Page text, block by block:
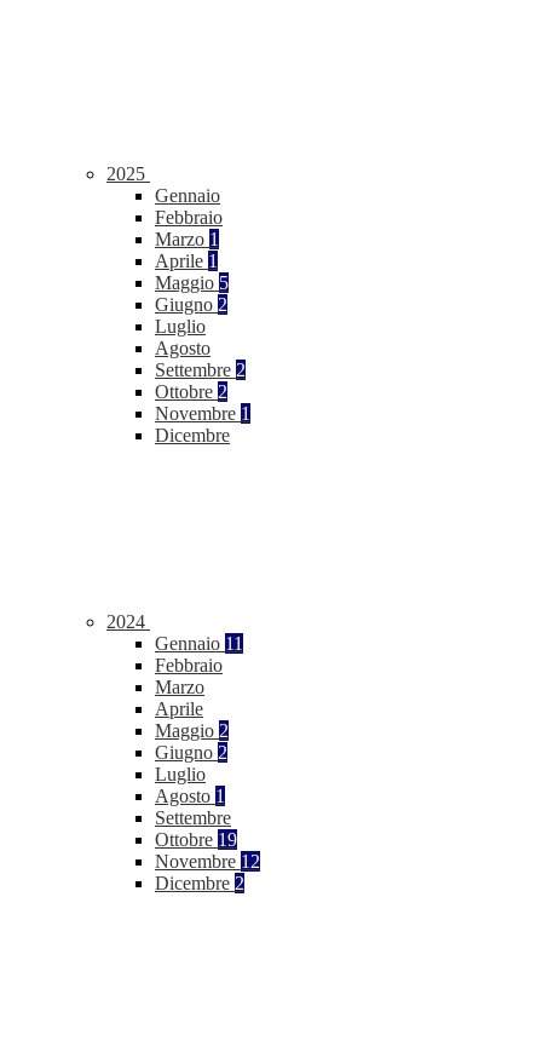
2025
Gennaio
Febbraio
Marzo 1
Aprile 1
Maggio 5
Giugno 2
Luglio
Agosto
Settembre 2
Ottobre 2
Novembre 1
Dicembre
2024
Gennaio 11
Febbraio
Marzo
Aprile
Maggio 2
Giugno 2
Luglio
Agosto 1
Settembre
Ottobre 19
Novembre 12
Dicembre 2